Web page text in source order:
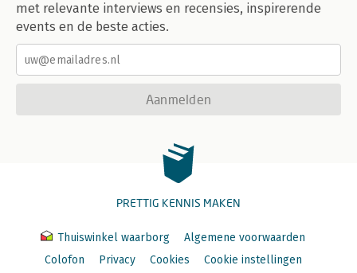
met relevante interviews en recensies, inspirerende
events en de beste acties.
Aanmelden
PRETTIG KENNIS MAKEN
Thuiswinkel waarborg
Algemene voorwaarden
Colofon
Privacy Cookies Cookie instellingen